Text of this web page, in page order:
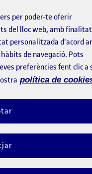
4.0 Internet de
per poder-te oferir
del lloc web, amb
personalitzada d'acord
de navegació. Pots
preferències fent clic a
política de